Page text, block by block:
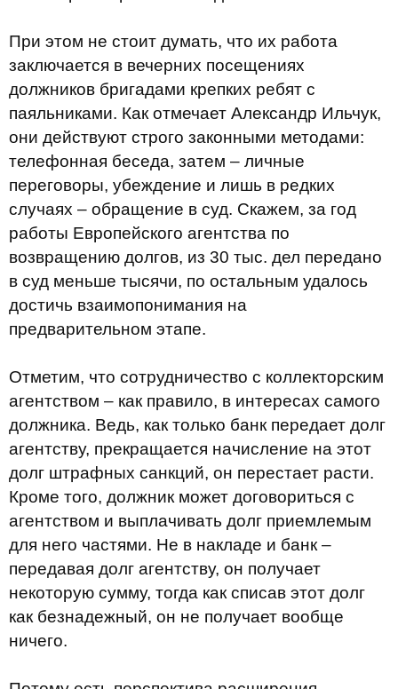
При этом не стоит думать, что их работа
заключается в вечерних посещениях
должников бригадами крепких ребят с
паяльниками. Как отмечает Александр Ильчук,
они действуют строго законными методами:
телефонная беседа, затем – личные
переговоры, убеждение и лишь в редких
случаях – обращение в суд. Скажем, за год
работы Европейского агентства по
возвращению долгов, из 30 тыс. дел передано
в суд меньше тысячи, по остальным удалось
достичь взаимопонимания на
предварительном этапе.
Отметим, что сотрудничество с коллекторским
агентством – как правило, в интересах самого
должника. Ведь, как только банк передает долг
агентству, прекращается начисление на этот
долг штрафных санкций, он перестает расти.
Кроме того, должник может договориться с
агентством и выплачивать долг приемлемым
для него частями. Не в накладе и банк –
передавая долг агентству, он получает
некоторую сумму, тогда как списав этот долг
как безнадежный, он не получает вообще
ничего.